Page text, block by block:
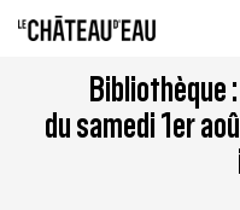
Aller
contenu
Aller
à
la
du samedi 1er